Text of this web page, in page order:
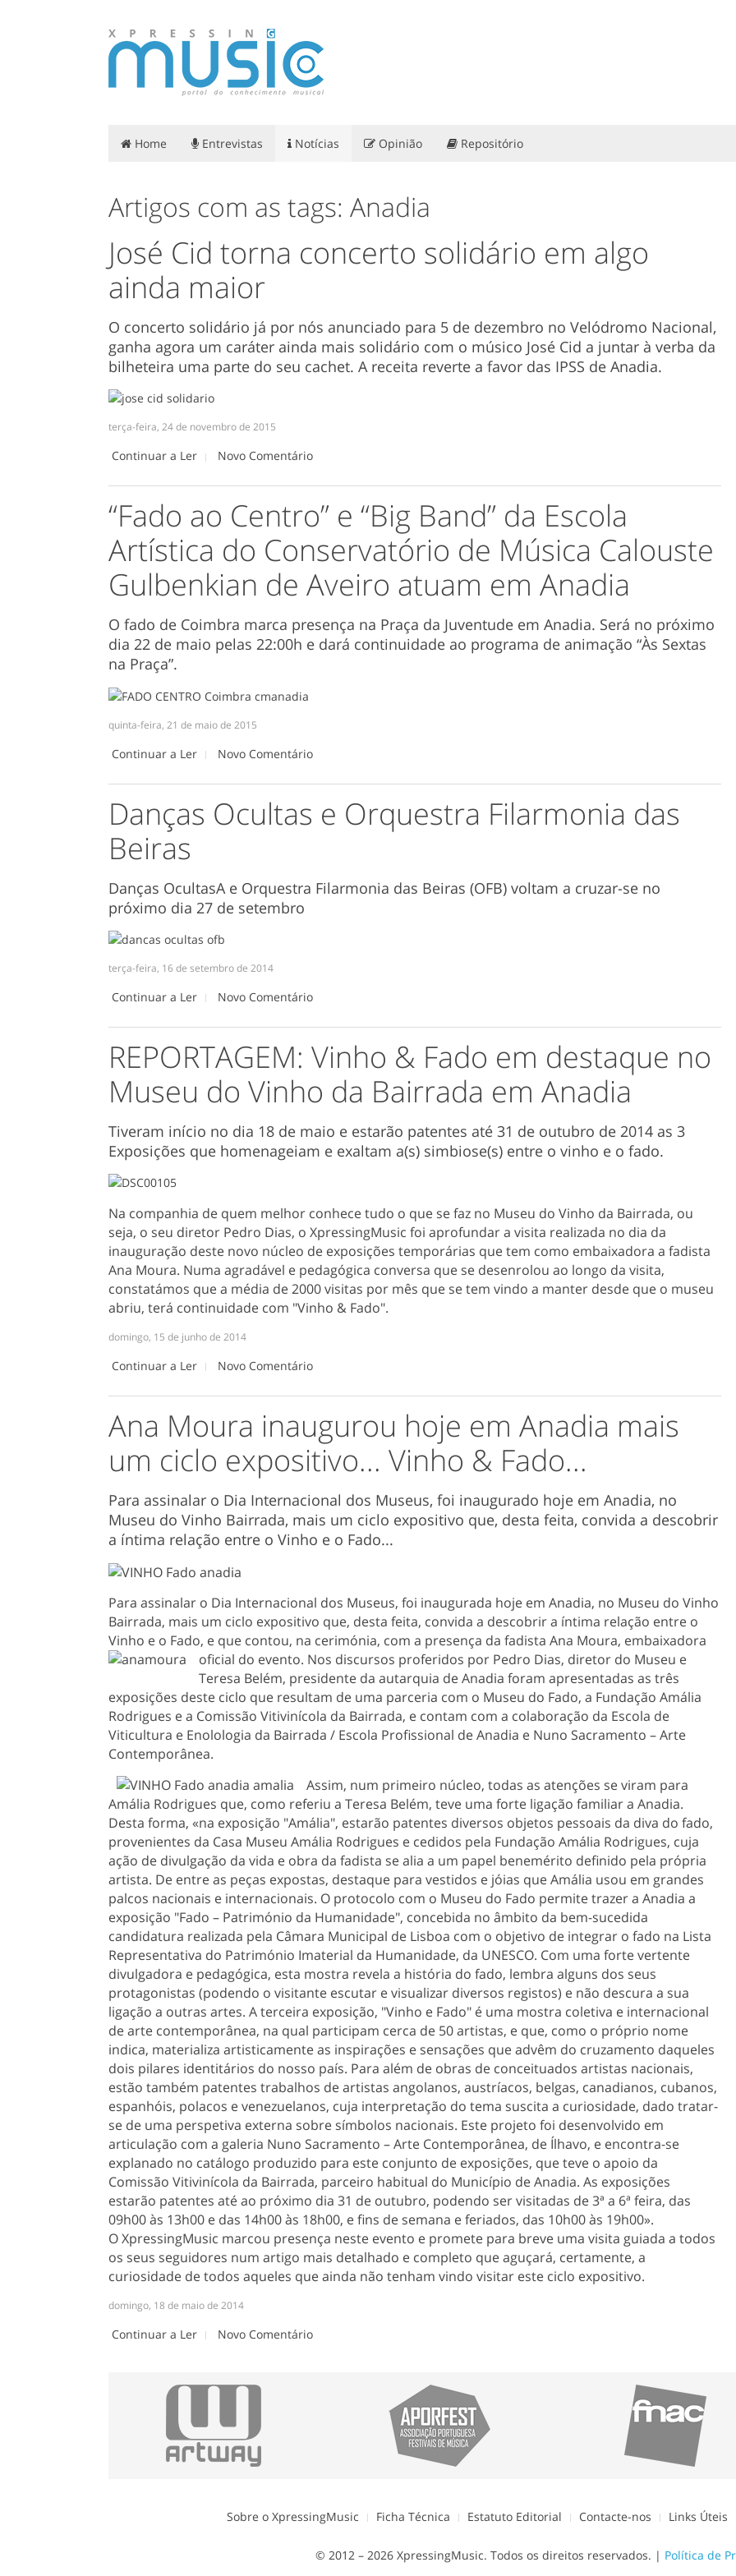
Home Entrevistas Notícias Opinião Repositório
Artigos com as tags: Anadia
José Cid torna concerto solidário em algo
ainda maior
O concerto solidário já por nós anunciado para 5 de dezembro no Velódromo Nacional,
ganha agora um caráter ainda mais solidário com o músico José Cid a juntar à verba da
bilheteira uma parte do seu cachet. A receita reverte a favor das IPSS de Anadia.
terça-feira, 24 de novembro de 2015
Continuar a Ler Novo Comentário
“Fado ao Centro” e “Big Band” da Escola
Artística do Conservatório de Música Calouste
Gulbenkian de Aveiro atuam em Anadia
O fado de Coimbra marca presença na Praça da Juventude em Anadia. Será no próximo
dia 22 de maio pelas 22:00h e dará continuidade ao programa de animação “Às Sextas
na Praça”.
quinta-feira, 21 de maio de 2015
Continuar a Ler Novo Comentário
Danças Ocultas e Orquestra Filarmonia das
Beiras
Danças OcultasA e Orquestra Filarmonia das Beiras (OFB) voltam a cruzar-se no
próximo dia 27 de setembro
terça-feira, 16 de setembro de 2014
Continuar a Ler Novo Comentário
REPORTAGEM: Vinho & Fado em destaque no
Museu do Vinho da Bairrada em Anadia
Tiveram início no dia 18 de maio e estarão patentes até 31 de outubro de 2014 as 3
Exposições que homenageiam e exaltam a(s) simbiose(s) entre o vinho e o fado.
Na companhia de quem melhor conhece tudo o que se faz no Museu do Vinho da Bairrada, ou
seja, o seu diretor Pedro Dias, o XpressingMusic foi aprofundar a visita realizada no dia da
inauguração deste novo núcleo de exposições temporárias que tem como embaixadora a fadista
Ana Moura. Numa agradável e pedagógica conversa que se desenrolou ao longo da visita,
constatámos que a média de 2000 visitas por mês que se tem vindo a manter desde que o museu
abriu, terá continuidade com "Vinho & Fado".
domingo, 15 de junho de 2014
Continuar a Ler Novo Comentário
Ana Moura inaugurou hoje em Anadia mais
um ciclo expositivo... Vinho & Fado...
Para assinalar o Dia Internacional dos Museus, foi inaugurado hoje em Anadia, no
Museu do Vinho Bairrada, mais um ciclo expositivo que, desta feita, convida a descobrir
a íntima relação entre o Vinho e o Fado...
Para assinalar o Dia Internacional dos Museus, foi inaugurada hoje em Anadia, no Museu do Vinho
Bairrada, mais um ciclo expositivo que, desta feita, convida a descobrir a íntima relação entre o
Vinho e o Fado, e que contou, na cerimónia, com a presença da fadista Ana Moura, embaixadora
oficial do evento. Nos discursos proferidos por Pedro Dias, diretor do Museu e
Teresa Belém, presidente da autarquia de Anadia foram apresentadas as três
exposições deste ciclo que resultam de uma parceria com o Museu do Fado, a Fundação Amália
Rodrigues e a Comissão Vitivinícola da Bairrada, e contam com a colaboração da Escola de
Viticultura e Enolologia da Bairrada / Escola Profissional de Anadia e Nuno Sacramento – Arte
Contemporânea.
Assim, num primeiro núcleo, todas as atenções se viram para
Amália Rodrigues que, como referiu a Teresa Belém, teve uma forte ligação familiar a Anadia.
Desta forma, «na exposição "Amália", estarão patentes diversos objetos pessoais da diva do fado,
provenientes da Casa Museu Amália Rodrigues e cedidos pela Fundação Amália Rodrigues, cuja
ação de divulgação da vida e obra da fadista se alia a um papel benemérito definido pela própria
artista. De entre as peças expostas, destaque para vestidos e jóias que Amália usou em grandes
palcos nacionais e internacionais. O protocolo com o Museu do Fado permite trazer a Anadia a
exposição "Fado – Património da Humanidade", concebida no âmbito da bem-sucedida
candidatura realizada pela Câmara Municipal de Lisboa com o objetivo de integrar o fado na Lista
Representativa do Património Imaterial da Humanidade, da UNESCO. Com uma forte vertente
divulgadora e pedagógica, esta mostra revela a história do fado, lembra alguns dos seus
protagonistas (podendo o visitante escutar e visualizar diversos registos) e não descura a sua
ligação a outras artes. A terceira exposição, "Vinho e Fado" é uma mostra coletiva e internacional
de arte contemporânea, na qual participam cerca de 50 artistas, e que, como o próprio nome
indica, materializa artisticamente as inspirações e sensações que advêm do cruzamento daqueles
dois pilares identitários do nosso país. Para além de obras de conceituados artistas nacionais,
estão também patentes trabalhos de artistas angolanos, austríacos, belgas, canadianos, cubanos,
espanhóis, polacos e venezuelanos, cuja interpretação do tema suscita a curiosidade, dado tratar-
se de uma perspetiva externa sobre símbolos nacionais. Este projeto foi desenvolvido em
articulação com a galeria Nuno Sacramento – Arte Contemporânea, de Ílhavo, e encontra-se
explanado no catálogo produzido para este conjunto de exposições, que teve o apoio da
Comissão Vitivinícola da Bairrada, parceiro habitual do Município de Anadia. As exposições
estarão patentes até ao próximo dia 31 de outubro, podendo ser visitadas de 3ª a 6ª feira, das
09h00 às 13h00 e das 14h00 às 18h00, e fins de semana e feriados, das 10h00 às 19h00».
O XpressingMusic marcou presença neste evento e promete para breve uma visita guiada a todos
os seus seguidores num artigo mais detalhado e completo que aguçará, certamente, a
curiosidade de todos aqueles que ainda não tenham vindo visitar este ciclo expositivo.
domingo, 18 de maio de 2014
Continuar a Ler Novo Comentário
Sobre o XpressingMusic Ficha Técnica Estatuto Editorial Contacte-nos Links Úteis
© 2012 – 2026 XpressingMusic. Todos os direitos reservados. | Política de